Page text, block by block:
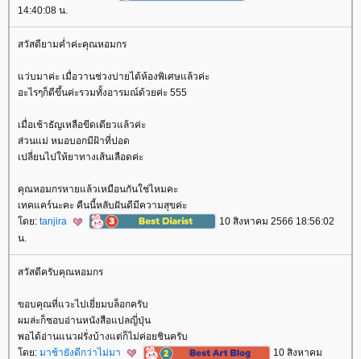
14:40:08 น.
สวัสดียามค่ำค่ะคุณหอมกร
ว่บมาค่ะ เมื่อวานช่วงบ่ายได้ห้องพิเศษแล้วค่ะ
อะไรๆก็ดีขึ้นค่ะรวมทั้งอารมณ์ด้วยค่ะ 555
เมื่อเช้าธัญเหลือขีดเดียวแล้วค่ะ
ส่วนแม่ หมอบอกมีฝ้าที่ปอด
เปลี่ยนไปให้ยาทางเส้นเลือดค่ะ
คุณหอมกรหายแล้วเหมือนกันใช่ไหมคะ
เทคแคร์นะคะ คืนนี้หลับฝันดีมีความสุขค่ะ
ดย: tanjira
10 สิงหาคม 2566 18:56:02
น.
สวัสดีครับคุณหอมกร
ขอบคุณที่แวะไปเยี่ยมบล็อกครับ
ผมล่ะก็ชอบอ่านหนังสือแปลญี่ปุ่น
พอได้อ่านแนวฝรั่งบ้างแต่ก็ไม่ค่อยชินครับ
ดย: มาช้ายังดีกว่าไม่มา
10 สิงหาคม